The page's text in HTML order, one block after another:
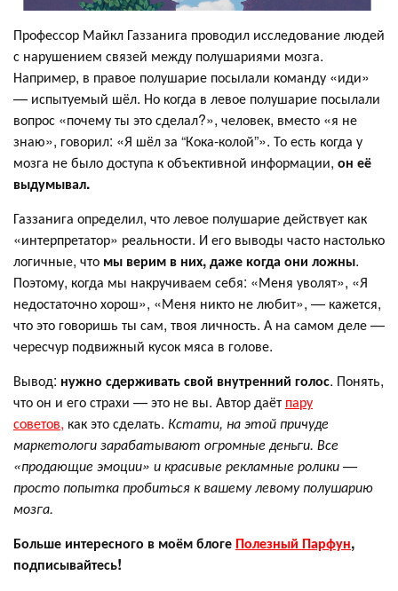
Профессор Майкл Газзанига проводил исследование людей
с нарушением связей между полушариями мозга.
Например, в правое полушарие посылали команду «иди»
— испытуемый шёл. Но когда в левое полушарие посылали
вопрос «почему ты это сделал?», человек, вместо «я не
знаю», говорил: «Я шёл за “Кока-колой”». То есть когда у
мозга не было доступа к объективной информации, он её
выдумывал.
Газзанига определил, что левое полушарие действует как
«интерпретатор» реальности. И его выводы часто настолько
логичные, что мы верим в них, даже когда они ложны.
Поэтому, когда мы накручиваем себя: «Меня уволят», «Я
недостаточно хорош», «Меня никто не любит», — кажется,
что это говоришь ты сам, твоя личность. А на самом деле —
чересчур подвижный кусок мяса в голове.
Вывод: нужно сдерживать свой внутренний голос. Понять,
что он и его страхи — это не вы. Автор даёт пару
советов, как это сделать. Кстати, на этой причуде
маркетологи зарабатывают огромные деньги. Все
«продающие эмоции» и красивые рекламные ролики —
просто попытка пробиться к вашему левому полушарию
мозга.
Больше интересного в моём блоге Полезный Парфун,
подписывайтесь!